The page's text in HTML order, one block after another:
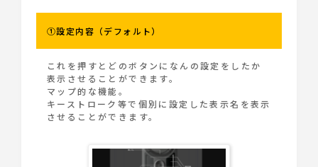
①設定内容（デフォルト）
これを押すとどのボタンになんの設定をしたか
表示させることができます。
マップ的な機能。
キーストローク等で個別に設定した表示名を表示
させることができます。